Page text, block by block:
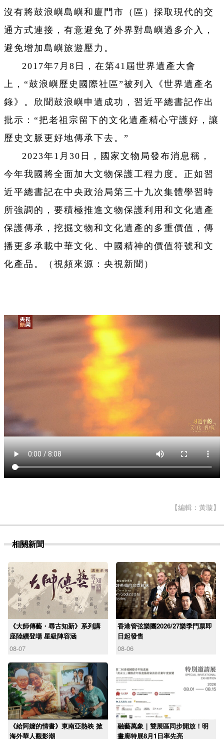
沒有將鼓浪嶼島嶼和廈門市（區）採取現代的交
通方式連接，有意避免了外界對島嶼過多介入，
避免增加島嶼旅遊壓力。
2017年7月8日，在第41屆世界遺產大會
上，“鼓浪嶼歷史國際社區”被列入《世界遺產名
錄》。欣聞鼓浪嶼申遺成功，習近平總書記作出
批示：“把老祖宗留下的文化遺產精心守護好，讓
歷史文脈更好地傳承下去。”
2023年1月30日，國家文物局發布消息稱，
今年我國將全面加大文物保護工程力度。正如習
近平總書記在中央政治局第三十九次集體學習時
所強調的，要積極推進文物保護利用和文化遺產
保護傳承，挖掘文物和文化遺產的多重價值，傳
播更多承載中華文化、中國精神的價值符號和文
化產品。（視頻來源：央視新聞）
【編輯：黃璇】
相關新聞
《大師傳藝・尋古知新》系列講
座陸續登場 星級陣容涵
08-07
香港管弦樂團2026/27樂季門票即
日起發售
08-06
《給阿嬤的情書》東南亞熱映 掀
海外華人觀影潮
融藝萬象｜雙展區同步開放！明
畫廊特展8月1日率先亮